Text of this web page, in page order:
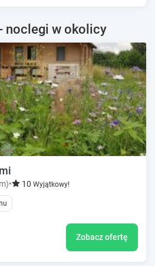
noclegi w okolicy
• 10 Wyjątkowy!
Zobacz ofertę